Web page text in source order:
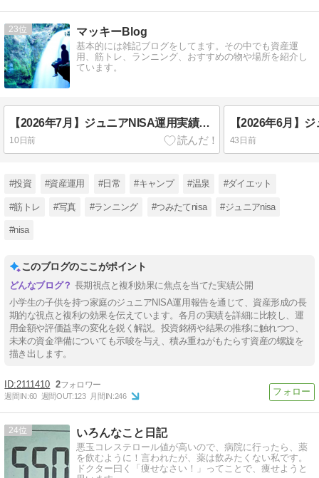
23 マッキーBlog
基本的には雑記ブログをしてます。その中でも資産運
用、筋トレ、ランニング、おすすめの物や場所を紹介し
ています。
【2026年7月】ジュニアNISA運用実績｜追加投資なしで放置した結果を38歳医療職が公開
10日前 43日前
#投資 #資産運用 #日常 #キャンプ #温泉 #ダイエット
#筋トレ #写真 #ランニング #つみたてnisa #ジュニアnisa
#nisa
このブログのここがポイント
長期視点と複利効果に焦点を当てた実績公開
小学生の子供を持つ家庭のジュニアNISA運用報告を通じて、資産形成の長
期的な視点と複利の効果を伝えています。各月の実績を詳細に比較し、運
用金額や評価益率の変化を鋭く解説。投資銘柄や結果の推移に触れつつ、
未来の資金準備についても示唆を与え、積み重ねがもたらす資産の螺旋を
描き出します。
2111410 2
週間IN:60 週間OUT:123 月間IN:246
24 いろんなこと日記
悪玉コレステロール値が高いので、病院に行ったら、薬
を飲むように！言われたが、薬は飲みたくない私です。
ドクター曰く「痩せなさい！」ってことで、痩せようと